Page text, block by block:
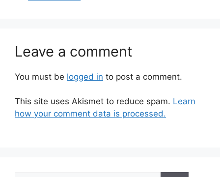
Leave a comment
You must be logged in to post a comment.
This site uses Akismet to reduce spam. Learn
how your comment data is processed.